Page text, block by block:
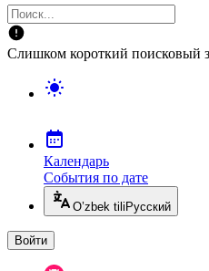
Слишком короткий поисковый
Календарь
События по дате
O’zbek tili Русский
Войти